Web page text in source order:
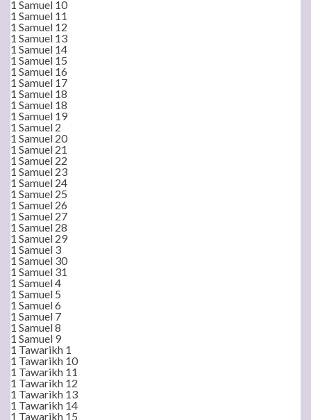
1 Samuel 10
1 Samuel 11
1 Samuel 12
1 Samuel 13
1 Samuel 14
1 Samuel 15
1 Samuel 16
1 Samuel 17
1 Samuel 18
1 Samuel 18
1 Samuel 19
1 Samuel 2
1 Samuel 20
1 Samuel 21
1 Samuel 22
1 Samuel 23
1 Samuel 24
1 Samuel 25
1 Samuel 26
1 Samuel 27
1 Samuel 28
1 Samuel 29
1 Samuel 3
1 Samuel 30
1 Samuel 31
1 Samuel 4
1 Samuel 5
1 Samuel 6
1 Samuel 7
1 Samuel 8
1 Samuel 9
1 Tawarikh 1
1 Tawarikh 10
1 Tawarikh 11
1 Tawarikh 12
1 Tawarikh 13
1 Tawarikh 14
1 Tawarikh 15